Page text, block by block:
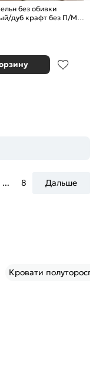
без обивки
дуб крафт без П/М
изголовье жесткое
... 8 Дальше
Кровати